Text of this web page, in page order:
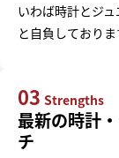
いわば時計とジ
と自負しておりま
03 Strengths
最新の時計
チ